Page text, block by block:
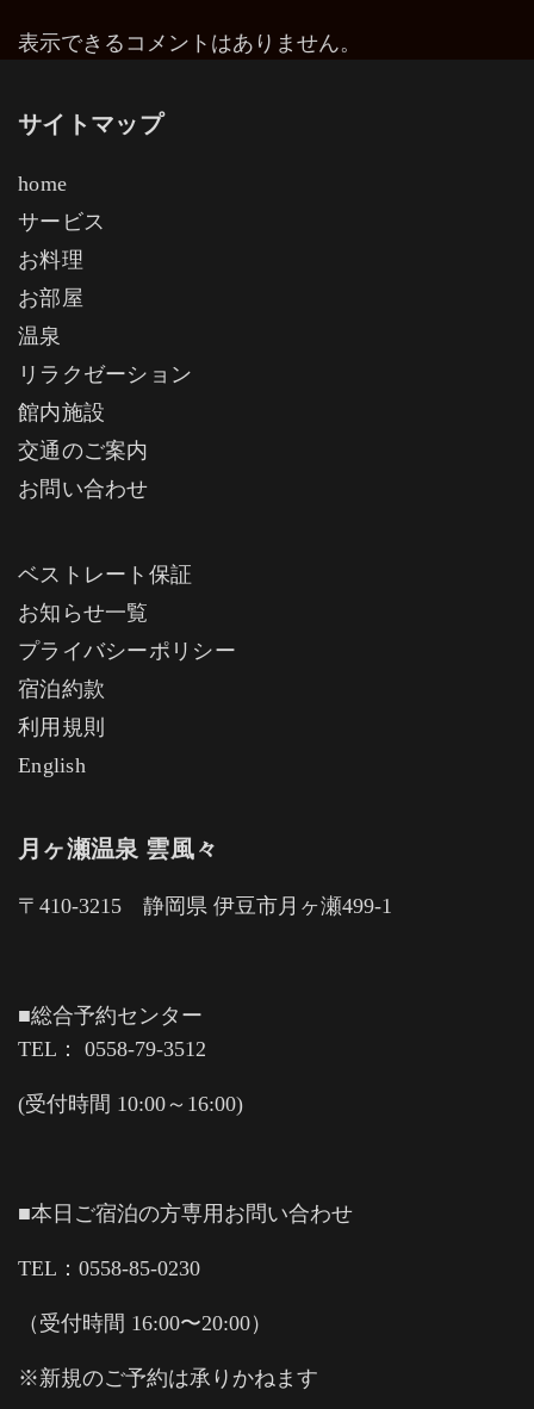
表示できるコメントはありません。
サイトマップ
home
サービス
お料理
お部屋
温泉
リラクゼーション
館内施設
交通のご案内
お問い合わせ
ベストレート保証
お知らせ一覧
プライバシーポリシー
宿泊約款
利用規則
English
月ヶ瀬温泉 雲風々
〒410-3215 静岡県 伊豆市月ヶ瀬499-1
■総合予約センター
TEL： 0558-79-3512
(受付時間 10:00～16:00)
■本日ご宿泊の方専用お問い合わせ
TEL：0558-85-0230
（受付時間 16:00〜20:00）
※新規のご予約は承りかねます